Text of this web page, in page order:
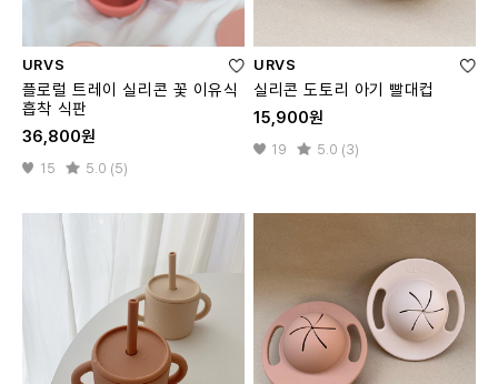
URVS
플로럴 트레이 실리콘 꽃 이유식
흡착 식판
36,800원
15 5.0 (5)
URVS
실리콘 도토리 아기 빨대컵
15,900원
19 5.0 (3)